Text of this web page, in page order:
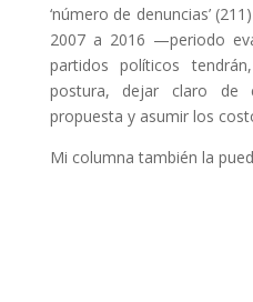
‘número de denuncias’
2007 a 2016 —periodo
partidos políticos
postura, dejar claro de
propuesta y asumir los
Mi columna también la